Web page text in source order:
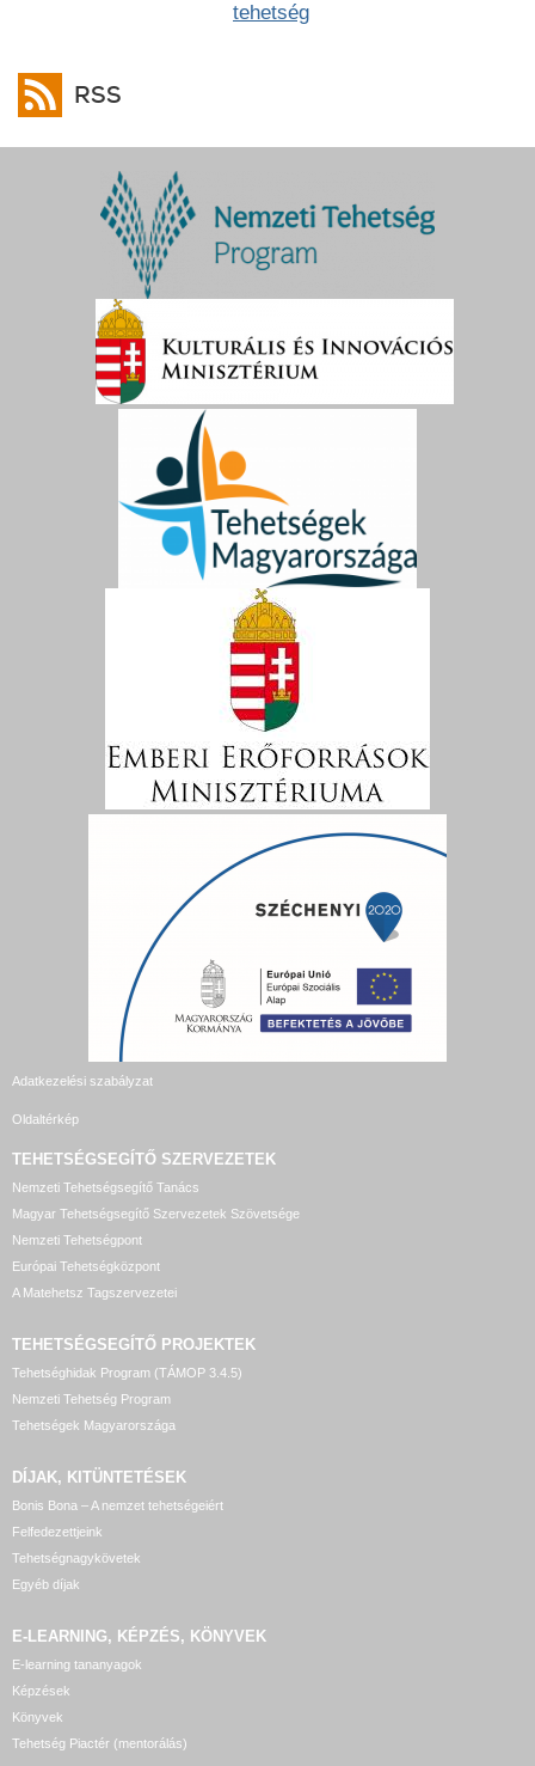
tehetség
RSS
Adatkezelési szabályzat
Oldaltérkép
TEHETSÉGSEGÍTŐ SZERVEZETEK
Nemzeti Tehetségsegítő Tanács
Magyar Tehetségsegítő Szervezetek Szövetsége
Nemzeti Tehetségpont
Európai Tehetségközpont
A Matehetsz Tagszervezetei
TEHETSÉGSEGÍTŐ PROJEKTEK
Tehetséghidak Program (TÁMOP 3.4.5)
Nemzeti Tehetség Program
Tehetségek Magyarországa
DÍJAK, KITÜNTETÉSEK
Bonis Bona – A nemzet tehetségeiért
Felfedezettjeink
Tehetségnagykövetek
Egyéb díjak
E-LEARNING, KÉPZÉS, KÖNYVEK
E-learning tananyagok
Képzések
Könyvek
Tehetség Piactér (mentorálás)